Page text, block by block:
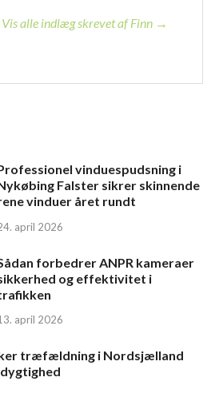
Vis alle indlæg skrevet af Finn →
vinduespudsning i
Falster sikrer skinnende
vinduer året rundt
april 2026
forbedrer ANPR kameraer
og effektivitet i
april 2026
træfældning i Nordsjælland